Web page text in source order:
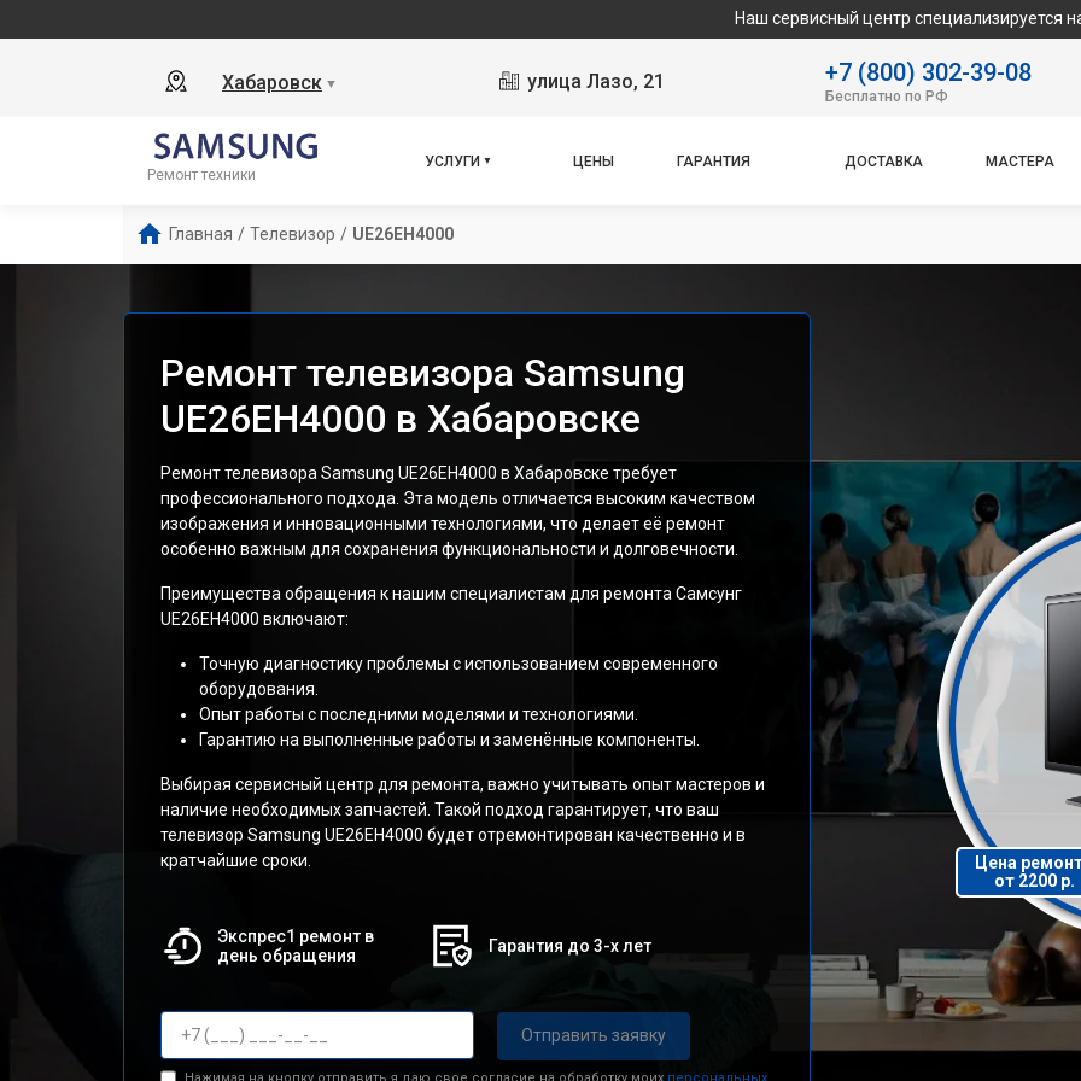
Наш сервисный центр специализируется на ремонте
Хабаровск ▼ улица Лазо, 21 +7 (800) 302-39-08
Бесплатно по РФ
Ремонт техники
УСЛУГИ ЦЕНЫ ГАРАНТИЯ ДОСТАВКА МАСТЕРА
Главная / Телевизор / UE26EH4000
Ремонт телевизора Samsung
UE26EH4000 в Хабаровске
Ремонт телевизора Samsung UE26EH4000 в Хабаровске требует
профессионального подхода. Эта модель отличается высоким качеством
изображения и инновационными технологиями, что делает её ремонт
особенно важным для сохранения функциональности и долговечности.
Преимущества обращения к нашим специалистам для ремонта Самсунг
UE26EH4000 включают:
Точную диагностику проблемы с использованием современного
оборудования.
Опыт работы с последними моделями и технологиями.
Гарантию на выполненные работы и заменённые компоненты.
Выбирая сервисный центр для ремонта, важно учитывать опыт мастеров и
наличие необходимых запчастей. Такой подход гарантирует, что ваш
телевизор Samsung UE26EH4000 будет отремонтирован качественно и в
кратчайшие сроки.
Экспрес1 ремонт в
день обращения
Гарантия до 3-х лет
Отправить заявку
Нажимая на кнопку отправить я даю свое согласие на обработку моих персональных
Цена
от 2200 р.